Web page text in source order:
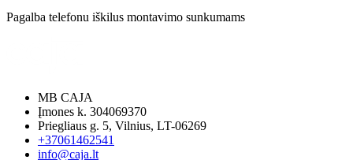
Pagalba telefonu iškilus montavimo sunkumams
MB CAJA
Įmones k. 304069370
Priegliaus g. 5, Vilnius, LT-06269
+37061462541
info@caja.lt